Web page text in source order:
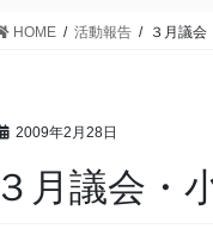
HOME 活動報告 ３月議会
2009年2月28日
３月議会・